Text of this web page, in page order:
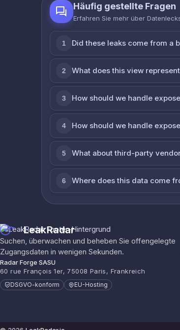
Häufig gestellte Fragen
Erfahren Sie mehr über
1 Did these leaks come from a
2 What does this view
3 How should we handle
4 How should we handle
5 What about third-party
6 Where does this data come
LeakRadar
Suchen, überwachen und beheben Sie offengelegte
Zugangsdaten in wenigen Sekunden.
Radar Forge SASU
60 rue François 1er, 75008 Paris, Frankreich
DSGVO-konform EU-Hosting